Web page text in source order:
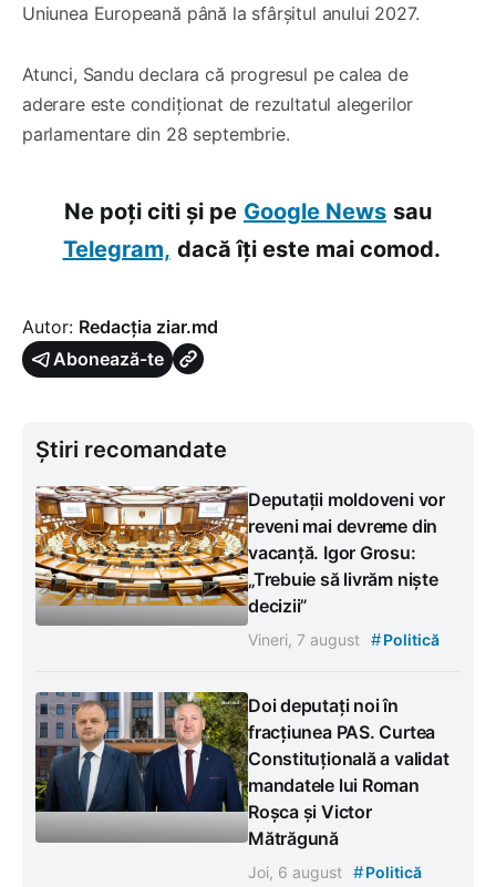
Uniunea Europeană până la sfârșitul anului 2027.
Atunci, Sandu declara că progresul pe calea de
aderare este condiționat de rezultatul alegerilor
parlamentare din 28 septembrie.
Ne poți citi și pe Google News sau
Telegram, dacă îți este mai comod.
Autor: Redacția ziar.md
Abonează-te
Știri recomandate
Deputații moldoveni vor
reveni mai devreme din
vacanță. Igor Grosu:
„Trebuie să livrăm niște
decizii”
Vineri, 7 august #Politică
Doi deputați noi în
fracțiunea PAS. Curtea
Constituțională a validat
mandatele lui Roman
Roșca și Victor
Mătrăgună
Joi, 6 august #Politică